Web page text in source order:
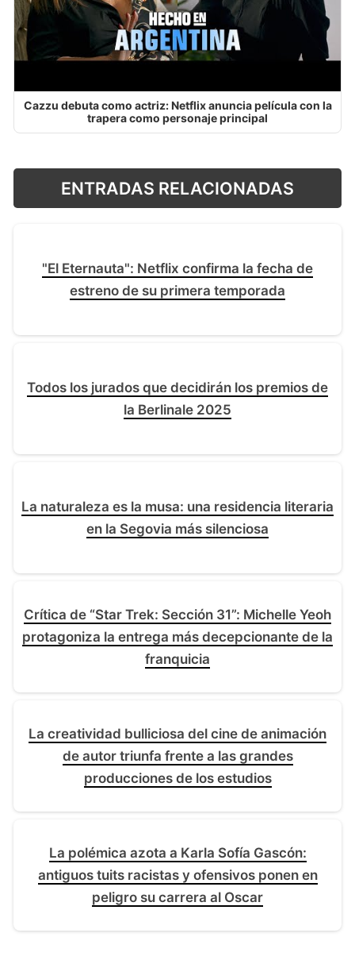
Cazzu debuta como actriz: Netflix anuncia película con la
trapera como personaje principal
ENTRADAS RELACIONADAS
"El Eternauta": Netflix confirma la fecha de
estreno de su primera temporada
Todos los jurados que decidirán los premios de
la Berlinale 2025
La naturaleza es la musa: una residencia literaria
en la Segovia más silenciosa
Crítica de “Star Trek: Sección 31”: Michelle Yeoh
protagoniza la entrega más decepcionante de la
franquicia
La creatividad bulliciosa del cine de animación
de autor triunfa frente a las grandes
producciones de los estudios
La polémica azota a Karla Sofía Gascón:
antiguos tuits racistas y ofensivos ponen en
peligro su carrera al Oscar